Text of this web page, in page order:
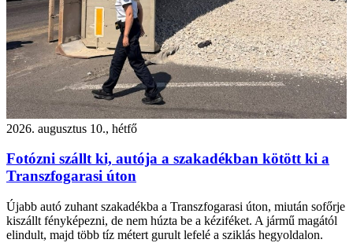
2026. augusztus 10., hétfő
Fotózni szállt ki, autója a szakadékban kötött ki a
Transzfogarasi úton
Újabb autó zuhant szakadékba a Transzfogarasi úton, miután sofőrje
kiszállt fényképezni, de nem húzta be a kéziféket. A jármű magától
elindult, majd több tíz métert gurult lefelé a sziklás hegyoldalon.